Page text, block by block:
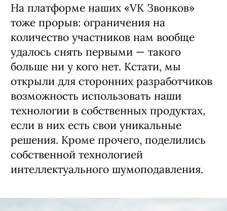
На платформе наших «VK Звонков»
тоже прорыв: ограничения на
количество участников нам вообще
удалось снять первыми — такого
больше ни у кого нет. Кстати, мы
открыли для сторонних разработчиков
возможность использовать наши
технологии в собственных продуктах,
если в них есть свои уникальные
решения. Кроме прочего, поделились
собственной технологией
интеллектуального шумоподавления.